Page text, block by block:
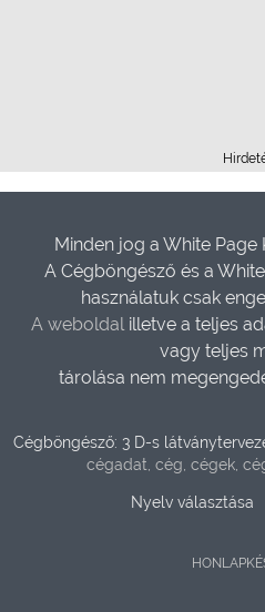
Minden jog a White Page
A Cégböngésző és a
használatuk csak
A weboldal illetve a teljes
vagy teljes
tárolása nem
Cégböngésző: 3 D-s
cégadat, cég, cégek,
Nyelv választása